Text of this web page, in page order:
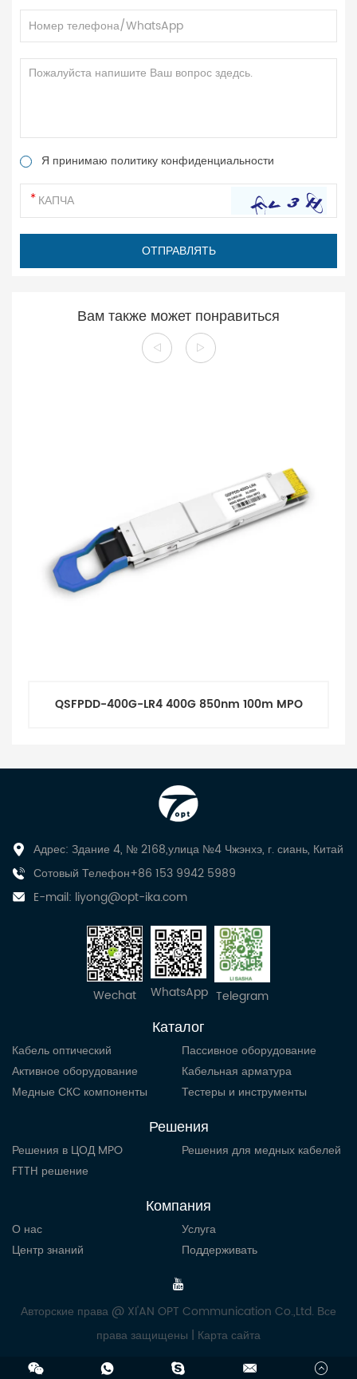
Я принимаю политику конфиденциальности
Вам также может понравиться
QSFPDD-400G-LR4 400G 850nm 100m MPO
Адрес: Здание 4, № 2168,улица №4 Чжэнхэ, г. сиань, Китай
Сотовый Телефон+86 153 9942 5989
E-mail: liyong@opt-ika.com
Wechat WhatsApp Telegram
Каталог
Кабель оптический
Пассивное оборудование
Активное оборудование
Кабельная арматура
Медные СКС компоненты
Тестеры и инструменты
Решения
Решения в ЦОД MPO
Решения для медных кабелей
FTTH решение
Компания
О нас
Услуга
Центр знаний
Поддерживать
Авторские права @ XI'AN OPT Communication Co.,Ltd. Все
права защищены | Карта сайта